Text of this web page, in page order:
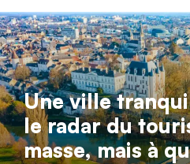
Une ville
le radar du
masse, mais à